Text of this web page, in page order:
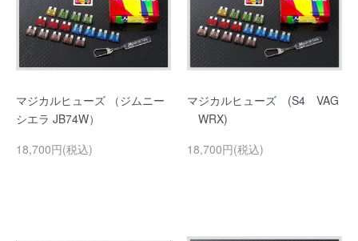
マジカルヒューズ （ジムニー
シエラ JB74W）
18,700円(税込)
マジカルヒューズ (S4 VAG
WRX)
18,700円(税込)